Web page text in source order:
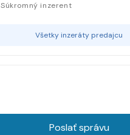
Súkromný inzerent
Všetky inzeráty predajcu
Poslať správu